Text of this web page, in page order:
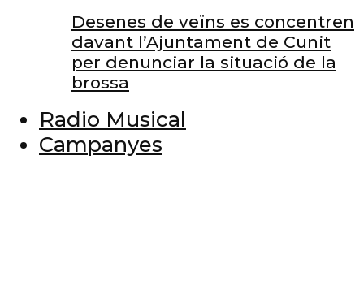
Desenes de veïns es concentren
davant l’Ajuntament de Cunit
per denunciar la situació de la
brossa
Radio Musical
Campanyes